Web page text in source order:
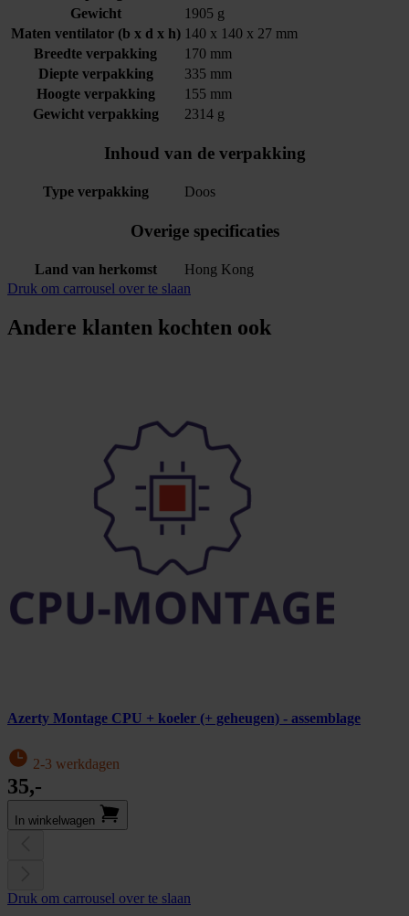
Gewicht
1905 g
Maten ventilator (b x d x h) 140 x 140 x 27 mm
Breedte verpakking
170 mm
Diepte verpakking
335 mm
Hoogte verpakking
155 mm
Gewicht verpakking
2314 g
Inhoud van de verpakking
Type verpakking Doos
Overige specificaties
Land van herkomst
Hong Kong
Druk om carrousel over te slaan
Andere klanten kochten ook
Azerty Montage CPU + koeler (+ geheugen) - assemblage
2-3 werkdagen
35,-
In winkel­wagen
Druk om carrousel over te slaan